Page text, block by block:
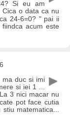
Si eu am
o data ca nu
24-6=0? " pai ii
acum este
ma duc si imi
si iei 1 ...
3 nici macar nu
pot face cutia
matematica...